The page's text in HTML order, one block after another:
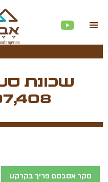
שכונת
סקר אסבסט פריך בקרקע